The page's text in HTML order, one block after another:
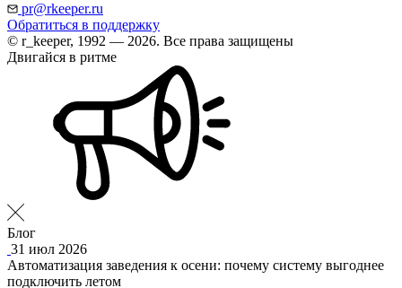
pr@rkeeper.ru
Обратиться в поддержку
© r_keeper, 1992 — 2026. Все права защищены
Двигайся в ритме
Блог
31 июл 2026
Автоматизация заведения к осени: почему систему выгоднее
подключить летом